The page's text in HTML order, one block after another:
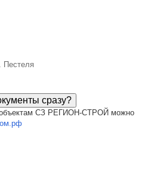
Пестеля
сразу?
объектам СЗ РЕГИОН-СТРОЙ можно